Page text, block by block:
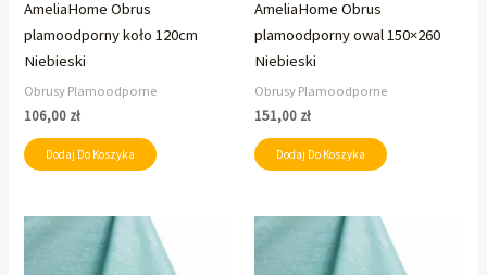
AmeliaHome Obrus
plamoodporny koło 120cm
Niebieski
Obrusy Plamoodporne
106,00 zł
Dodaj Do Koszyka
AmeliaHome Obrus
plamoodporny owal 150×260
Niebieski
Obrusy Plamoodporne
151,00 zł
Dodaj Do Koszyka